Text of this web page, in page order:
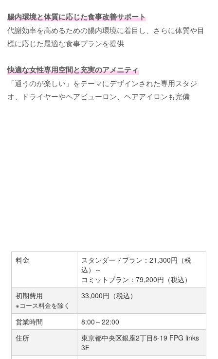
腸内環境と体質に応じた食事改善サポート
代謝効率を高めるための腸内環境に着目し、さらに体質や目
標に応じた最適な食事プランを提供
快適な女性専用空間と充実のアメニティ
「通うのが楽しい」をテーマにデザインされた専用スタジ
オ、ドライヤーやヘアビューロン、ヘアアイロンも完備
料金
スタンダードプラン：21,300円（税
込）～
コミットプラン：79,200円（税込）
初期費用
※コース料金を除く
33,000円（税込）
営業時間
8:00～22:00
住所
東京都中央区銀座2丁目8-19 FPG links
3F